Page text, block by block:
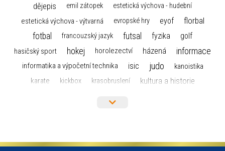
dějepis emil zátopek estetická výchova - hudební
estetická výchova - výtvarná evropské hry eyof florbal
fotbal francouzský jazyk futsal fyzika golf
hasičský sport hokej horolezectví házená informace
informatika a výpočetní technika isic judo
kanoistika
karate
kickbox krasobruslení
kultura a historie
olympiáda dětí a mládeže organizace plavání